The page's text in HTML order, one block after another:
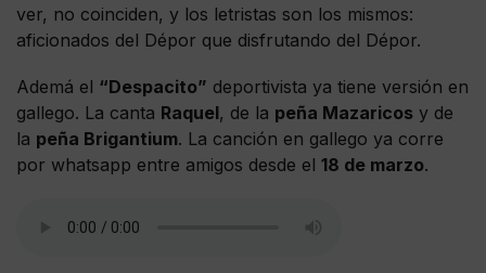
ver, no coinciden, y los letristas son los mismos:
aficionados del Dépor que disfrutando del Dépor.
Ademá el “Despacito” deportivista ya tiene versión en
gallego. La canta Raquel, de la peña Mazaricos y de
la peña Brigantium. La canción en gallego ya corre
por whatsapp entre amigos desde el 18 de marzo.